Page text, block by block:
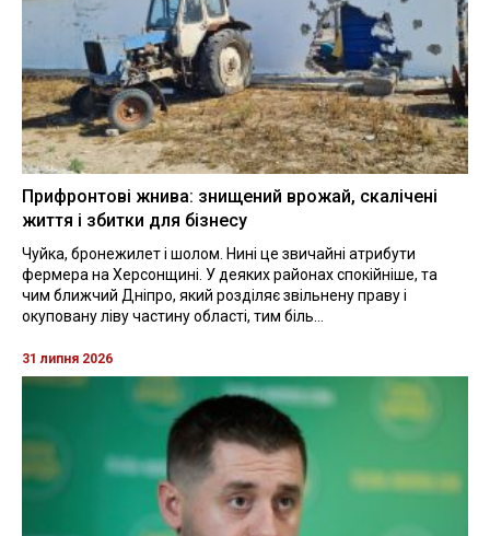
Прифронтові жнива: знищений врожай, скалічені
життя і збитки для бізнесу
Чуйка, бронежилет і шолом. Нині це звичайні атрибути
фермера на Херсонщині. У деяких районах спокійніше, та
чим ближчий Дніпро, який розділяє звільнену праву і
окуповану ліву частину області, тим біль...
31 липня 2026